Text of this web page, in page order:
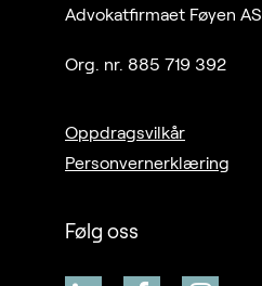
Advokatfirmaet Føyen AS
Org. nr. 885 719 392
Oppdragsvilkår
Personvernerklæring
Følg oss